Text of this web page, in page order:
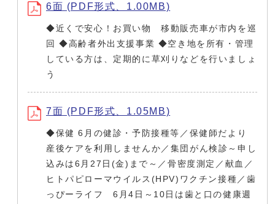
6面 (PDF形式、1.00MB)
◆近くで安心！お買い物 移動販売車が市内を巡
回 ◆高齢者外出支援事業 ◆空き地を所有・管理
している方は、定期的に草刈りなどを行いましょ
う
7面 (PDF形式、1.05MB)
◆保健 6月の健診・予防接種等／保健師だより
産後ケアを利用しませんか／集団がん検診～申し
込みは6月27日(金)まで～／骨密度測定／献血／
ヒトパピローマウイルス(HPV)ワクチン接種／歯
っぴーライフ 6月4日～10日は歯と口の健康週